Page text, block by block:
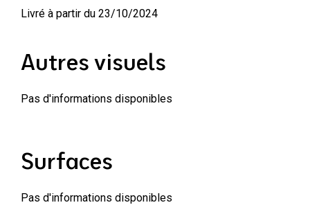
Livré à partir du 23/10/2024
Autres visuels
Pas d'informations disponibles
Surfaces
Pas d'informations disponibles